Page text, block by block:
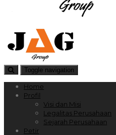
Toggle navigation
Home
Profil
Visi dan Misi
Legalitas Perusahaan
Sejarah Perusahaan
Petir